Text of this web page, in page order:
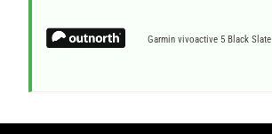
Garmin vivoactive 5 Black Slate